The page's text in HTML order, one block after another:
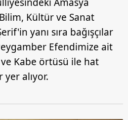
Kültür ve Sanat
yanı sıra bağışçılar
Efendimize ait
ve Kabe örtüsü ile hat
alıyor.